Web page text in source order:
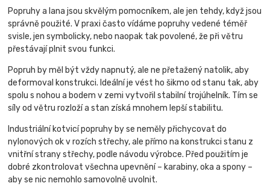
Popruhy a lana jsou skvělým pomocníkem, ale jen tehdy, když jsou
správně použité. V praxi často vídáme popruhy vedené téměř
svisle, jen symbolicky, nebo naopak tak povolené, že při větru
přestávají plnit svou funkci.
Popruh by měl být vždy napnutý, ale ne přetažený natolik, aby
deformoval konstrukci. Ideální je vést ho šikmo od stanu tak, aby
spolu s nohou a bodem v zemi vytvořil stabilní trojúhelník. Tím se
síly od větru rozloží a stan získá mnohem lepší stabilitu.
Industriální kotvicí popruhy by se neměly přichycovat do
nylonových ok v rozích střechy, ale přímo na konstrukci stanu z
vnitřní strany střechy, podle návodu výrobce. Před použitím je
dobré zkontrolovat všechna upevnění – karabiny, oka a spony –
aby se nic nemohlo samovolně uvolnit.